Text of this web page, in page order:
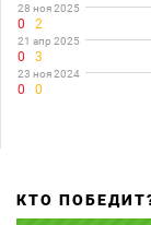
28 ноя 2025
0 2
21 апр 2025
0 3
23 ноя 2024
0 0
КТО